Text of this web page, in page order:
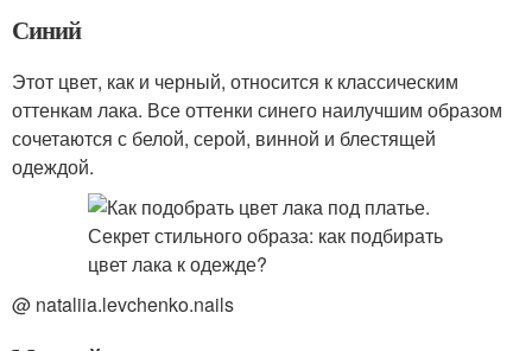
Синий
Этот цвет, как и черный, относится к классическим
оттенкам лака. Все оттенки синего наилучшим образом
сочетаются с белой, серой, винной и блестящей
одеждой.
@ nataliia.levchenko.nails